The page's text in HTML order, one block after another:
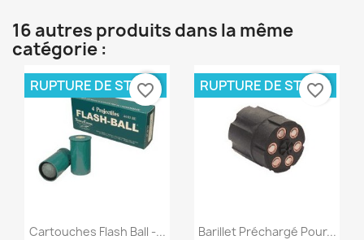
16 autres produits dans la même
catégorie :
Aperçu rapide
Cartouches Flash Ball -...
RUPTURE DE STOCK
favorite_border
Aperçu rapide
Barillet Préchargé Pour...
RUPTURE DE STOCK
favorite_border